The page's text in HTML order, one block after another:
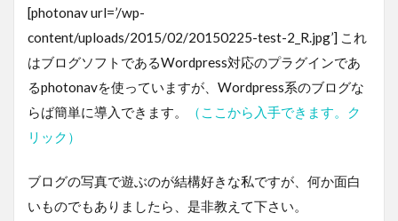
[photonav url=’/wp-
content/uploads/2015/02/20150225-test-2_R.jpg’] これ
はブログソフトであるWordpress対応のプラグインであ
るphotonavを使っていますが、Wordpress系のブログな
らば簡単に導入できます。
（ここから入手できます。ク
リック）
ブログの写真で遊ぶのが結構好きな私ですが、何か面白
いものでもありましたら、是非教えて下さい。